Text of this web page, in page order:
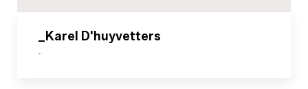
_Karel D'huyvetters
-